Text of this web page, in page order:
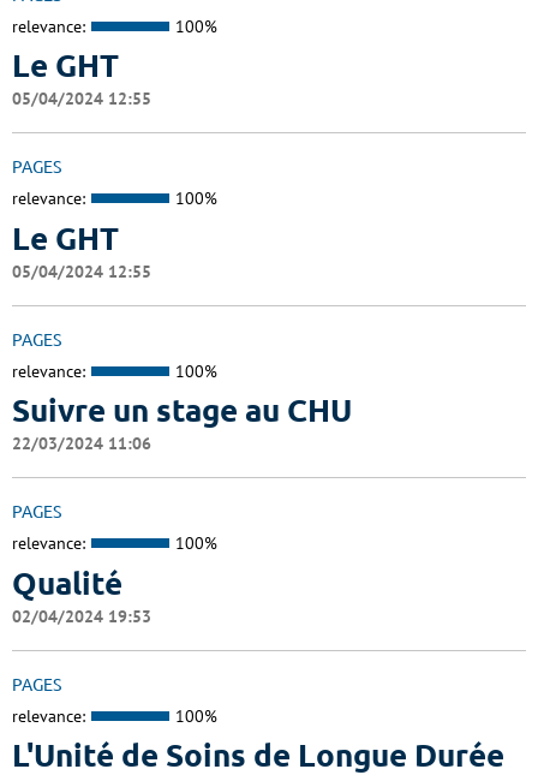
relevance: 100%
Le GHT
05/04/2024 12:55
PAGES
relevance: 100%
Le GHT
05/04/2024 12:55
PAGES
relevance: 100%
Suivre un stage au CHU
22/03/2024 11:06
PAGES
relevance: 100%
Qualité
02/04/2024 19:53
PAGES
relevance: 100%
L'Unité de Soins de Longue Durée